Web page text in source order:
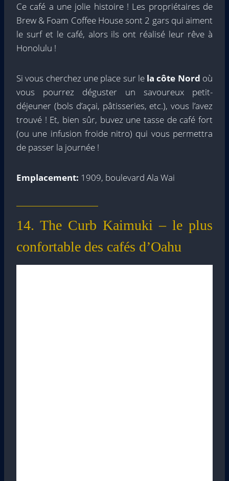
Ce café a une jolie histoire ! Les propriétaires de
Brew & Foam Coffee House sont 2 gars qui aiment
le surf et le café, alors ils ont réalisé leur rêve à
Honolulu !
Si vous cherchez une place sur lela côte Nord où
vous pourrez déguster un savoureux petit-
déjeuner (bols d’açai, pâtisseries, etc.), vous l’avez
trouvé ! Et, bien sûr, buvez une tasse de café fort
(ou une infusion froide nitro) qui vous permettra
de passer la journée !
Emplacement: 1909, boulevard Ala Wai
14. The Curb Kaimuki – le plus
confortable des cafés d’Oahu